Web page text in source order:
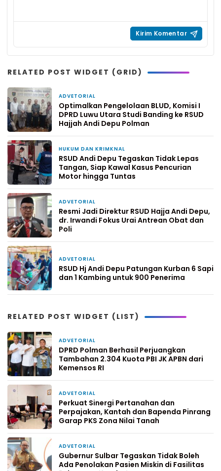
RELATED POST WIDGET (GRID)
ADVETORIAL
Optimalkan Pengelolaan BLUD, Komisi I
DPRD Luwu Utara Studi Banding ke RSUD
Hajjah Andi Depu Polman
HUKUM DAN KRIMKNAL
RSUD Andi Depu Tegaskan Tidak Lepas
Tangan, Siap Kawal Kasus Pencurian
Motor hingga Tuntas
ADVETORIAL
Resmi Jadi Direktur RSUD Hajja Andi Depu,
dr. Irwandi Fokus Urai Antrean Obat dan
Poli
ADVETORIAL
RSUD Hj Andi Depu Patungan Kurban 6 Sapi
dan 1 Kambing untuk 900 Penerima
RELATED POST WIDGET (LIST)
ADVETORIAL
DPRD Polman Berhasil Perjuangkan
Tambahan 2.304 Kuota PBI JK APBN dari
Kemensos RI
ADVETORIAL
Perkuat Sinergi Pertanahan dan
Perpajakan, Kantah dan Bapenda Pinrang
Garap PKS Zona Nilai Tanah
ADVETORIAL
Gubernur Sulbar Tegaskan Tidak Boleh
Ada Penolakan Pasien Miskin di Fasilitas